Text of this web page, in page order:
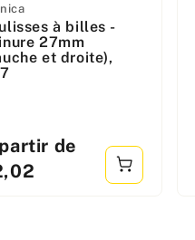
à billes -
27mm
et droite),
de